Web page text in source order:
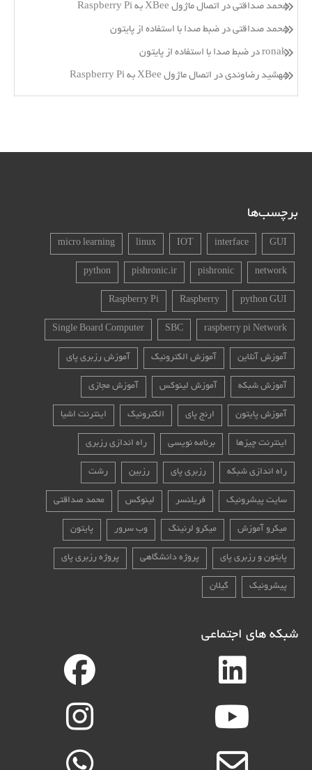
محمد صداقتی در اتصال ماژول XBee به Raspberry Pi
محمد صداقتی در ضبط صدا با استفاده از پایتون
ronak در ضبط صدا با استفاده از پایتون
مهشید رضاوندی در اتصال ماژول XBee به Raspberry Pi
برچسب‌ها
GUI
interface
IOT
linux
micro learning
network
pishronic
pishronic.ir
python
python GUI
Raspberry
Raspberry Pi
raspberry pi Network
SBC
Single Board Computer
آموزش آنلاین آموزش الکترونیک آموزش رزبری پای
آموزش شبکه آموزش لینوکس آموزش مجازی
آموزش پایتون ارنج پای الکترونیک اینترنت اشیا
اینترنت چیزها برنامه نویسی راه اندازی رزبری
راه اندازی شبکه رزبری پای رزبین رشت
سایت پیشرونیک فریلنسر لینوکس محمد صداقتی
میکرو آموزش میکرو لرنینگ وب سرور پایتون
پایتون و رزبری پای پروژه دانشگاهی پروژه رزبری پای
پیشرونیک گیلان
شبکه های اجتماعی